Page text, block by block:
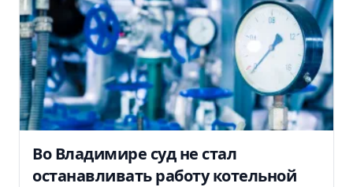
Во Владимире суд не стал
останавливать работу котельной